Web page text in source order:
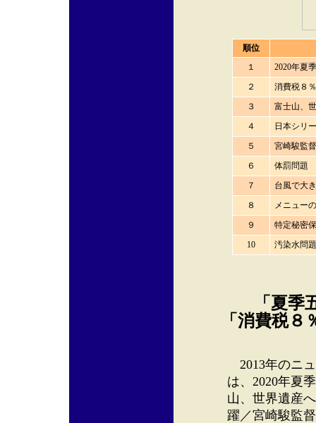
順位
１
2020年夏
２
消費税８
３
富士山、
４
日本シリ
５
宮崎駿監
６
体罰問題
７
台風で大
８
メニュー
９
特定秘密
10
汚染水問題
「夏
「消費税
2013年のニ
は、2020年夏
山、世界遺産
躍／宮崎駿監